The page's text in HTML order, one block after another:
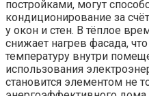
постройками, могут
кондиционирование за
у окон и стен. В тёплое
снижает нагрев фасада,
температуру внутри
использования
становится элементом не